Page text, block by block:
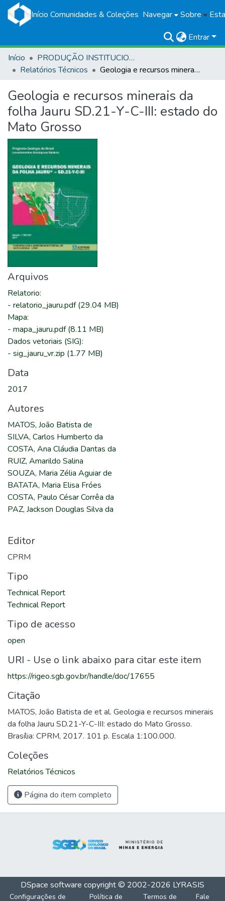
Início Comunidades & Coleções Navegar Sobre
Entrar
Início
PRODUÇÃO INSTITUCIONAL
Relatórios Técnicos
Geologia e recursos minerais da folha Jauru SD.21-Y-C-III: estado do Mato Grosso
Geologia e recursos minerais da
folha Jauru SD.21-Y-C-III: estado do
Mato Grosso
Arquivos
Relatorio:
- relatorio_jauru.pdf(29.04 MB)
Mapa:
- mapa_jauru.pdf(8.11 MB)
Dados vetoriais (SIG):
- sig_jauru_vr.zip (1.77 MB)
Data
2017
Autores
MATOS, João Batista de
SILVA, Carlos Humberto da
COSTA, Ana Cláudia Dantas da
RUIZ, Amarildo Salina
SOUZA, Maria Zélia Aguiar de
BATATA, Maria Elisa Fróes
COSTA, Paulo César Corrêa da
PAZ, Jackson Douglas Silva da
Editor
CPRM
Tipo
Technical Report
Technical Report
Tipo de acesso
open
URI - Use o link abaixo para citar este item
https://rigeo.sgb.gov.br/handle/doc/17655
Citação
MATOS, João Batista de et al. Geologia e recursos minerais
da folha Jauru SD.21-Y-C-III: estado do Mato Grosso.
Brasília: CPRM, 2017. 101 p. Escala 1:100.000.
Coleções
Relatórios Técnicos
Página do item completo
DSpace software copyright © 2002-2026 LYRASIS
Configurações de Política de Termos de Fale